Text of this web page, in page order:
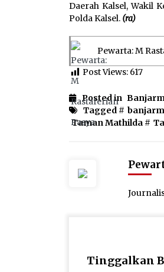
Daerah Kalsel, Wakil
Polda Kalsel. (ra)
Pewarta: M
Post Views: 617
Posted in
Tagged #
Taman Mathilda #
Tinggalkan